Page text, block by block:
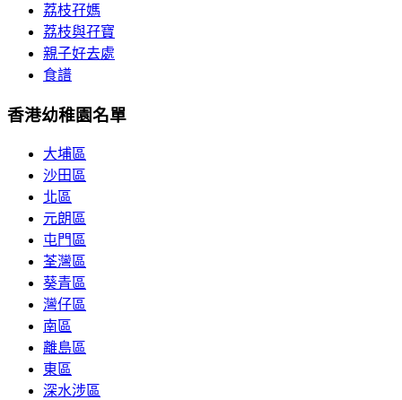
荔枝孖媽
荔枝與孖寶
親子好去處
食譜
香港幼稚園名單
大埔區
沙田區
北區
元朗區
屯門區
荃灣區
葵青區
灣仔區
南區
離島區
東區
深水涉區